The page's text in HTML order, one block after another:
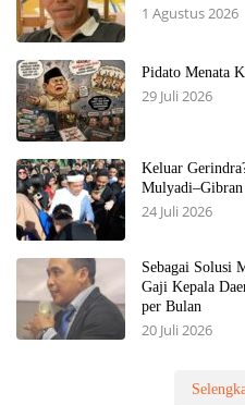
1 Agustus 2026
Pidato Menata
29 Juli 2026
Keluar
24 Juli 2026
Sebagai Solusi
Gaji Kepala
per Bulan
20 Juli 2026